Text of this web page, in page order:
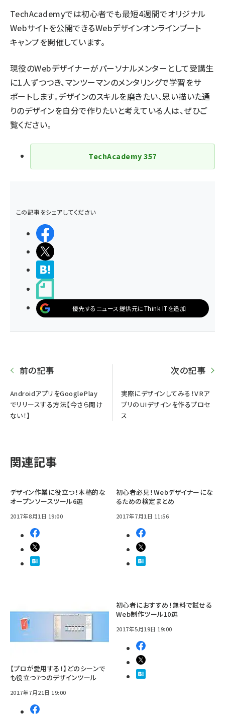
TechAcademyでは初心者でも最短4週間でオリジナル
Webサイトを公開できるWebデザインオンラインブート
キャンプを開催しています。
現役のWebデザイナーがパーソナルメンターとして受講生
に1人ずつつき、マンツーマンのメンタリングで学習をサ
ポートします。デザインのスキルを磨きたい、思い描いた通
りのデザインを自分で作りたいと考えている人は、ぜひご
覧ください。
TechAcademy357
この記事をシェアしてください
優先するニュース提供元にThink ITを追加
前の記事
AndroidアプリをGooglePlay
でリリースする方法【今さら聞け
ない！】
次の記事
実際にデザインしてみる！VRア
プリのUIデザインを作るプロセ
ス
関連記事
デザイン作業に役立つ！本格的な
オープンソースツール6選
2017年8月1日 19:00
初心者必見！Webデザイナーにな
るための検定まとめ
2017年7月1日 11:56
【プロが愛用する！】どのシーンで
も役立つ7つのデザインツール
2017年7月21日 19:00
初心者におすすめ！無料で試せる
Web制作ツール10選
2017年5月19日 19:00